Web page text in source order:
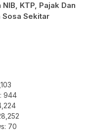
KTP, Pajak Dan
Sosa Sekitar
944
70